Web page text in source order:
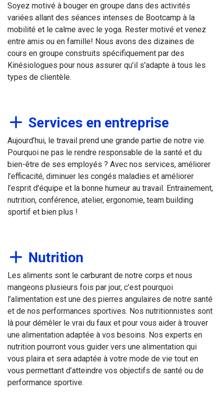
Soyez motivé à bouger en groupe dans des activités
variées allant des séances intenses de Bootcamp à la
mobilité et le calme avec le yoga. Rester motivé et venez
entre amis ou en famille! Nous avons des dizaines de
cours en groupe construits spécifiquement par des
Kinésiologues pour nous assurer qu’il s'adapte à tous les
types de clientèle.
Services en entreprise
Aujourd’hui, le travail prend une grande partie de notre vie.
Pourquoi ne pas le rendre responsable de la santé et du
bien-être de ses employés ? Avec nos services, améliorer
l’efficacité, diminuer les congés maladies et améliorer
l’esprit d’équipe et la bonne humeur au travail. Entrainement,
nutrition, conférence, atelier, ergonomie, team building
sportif et bien plus !
Nutrition
Les aliments sont le carburant de notre corps et nous
mangeons plusieurs fois par jour, c’est pourquoi
l’alimentation est une des pierres angulaires de notre santé
et de nos performances sportives. Nos nutritionnistes sont
là pour démêler le vrai du faux et pour vous aider à trouver
une alimentation adaptée à vos besoins. Nos experts en
nutrition pourront vous guider vers une alimentation qui
vous plaira et sera adaptée à votre mode de vie tout en
vous permettant d’atteindre vos objectifs de santé ou de
performance sportive.